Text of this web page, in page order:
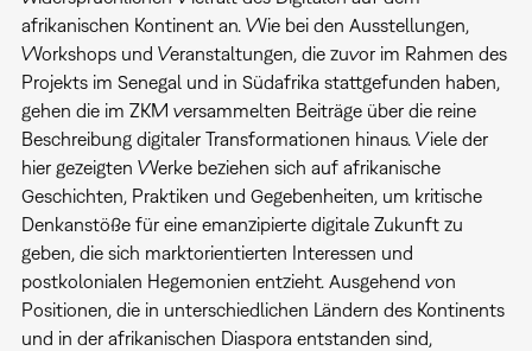
afrikanischen Kontinent an. Wie bei den Ausstellungen,
Workshops und Veranstaltungen, die zuvor im Rahmen des
Projekts im Senegal und in Südafrika stattgefunden haben,
gehen die im ZKM versammelten Beiträge über die reine
Beschreibung digitaler Transformationen hinaus. Viele der
hier gezeigten Werke beziehen sich auf afrikanische
Geschichten, Praktiken und Gegebenheiten, um kritische
Denkanstöße für eine emanzipierte digitale Zukunft zu
geben, die sich marktorientierten Interessen und
postkolonialen Hegemonien entzieht. Ausgehend von
Positionen, die in unterschiedlichen Ländern des Kontinents
und in der afrikanischen Diaspora entstanden sind,